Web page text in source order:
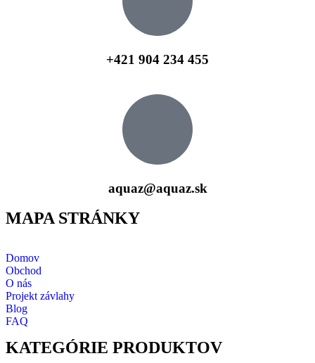
+421 904 234 455
aquaz@aquaz.sk
MAPA STRÁNKY
Domov
Obchod
O nás
Projekt závlahy
Blog
FAQ
KATEGÓRIE PRODUKTOV